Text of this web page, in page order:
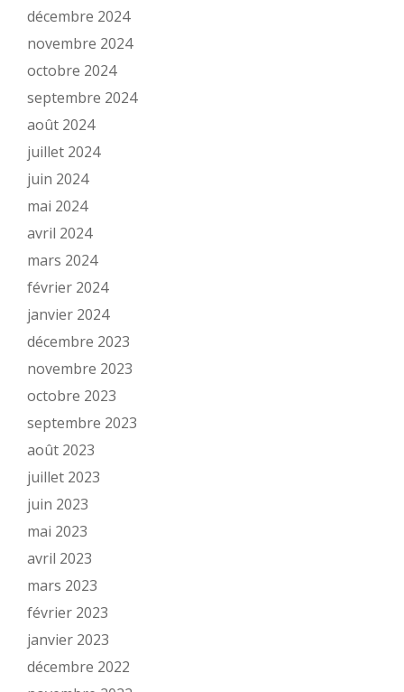
décembre 2024
novembre 2024
octobre 2024
septembre 2024
août 2024
juillet 2024
juin 2024
mai 2024
avril 2024
mars 2024
février 2024
janvier 2024
décembre 2023
novembre 2023
octobre 2023
septembre 2023
août 2023
juillet 2023
juin 2023
mai 2023
avril 2023
mars 2023
février 2023
janvier 2023
décembre 2022